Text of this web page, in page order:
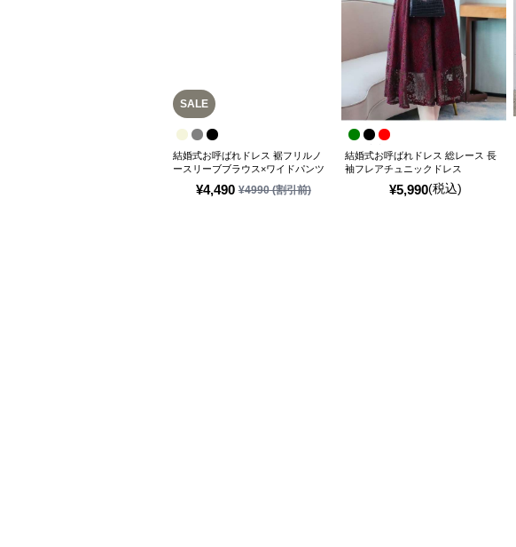
SALE
¥4,490 ¥4990(割引前)
結婚式お呼ばれドレス 裾フリルノ
ースリーブブラウス×ワイドパンツ
セットアップ パンツドレス
¥5,990(税込)
売り切れ
結婚式お呼ばれドレス 総レース 長
袖フレアチュニックドレス